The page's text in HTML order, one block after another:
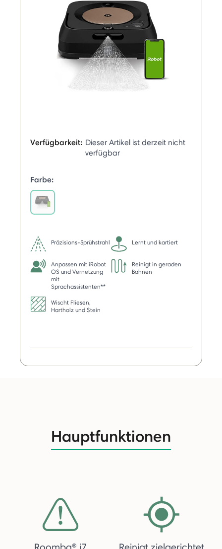
Verfügbarkeit: Dieser Artikel ist derzeit nicht
verfügbar
Farbe:
Präzisions-Sprühstrahl Lernt und kartiert
Anpassen mit iRobot
OS und Vernetzung
mit
Sprachassistenten**
Reinigt in geraden
Bahnen
Wischt Fliesen,
Hartholz und Stein
Hauptfunktionen